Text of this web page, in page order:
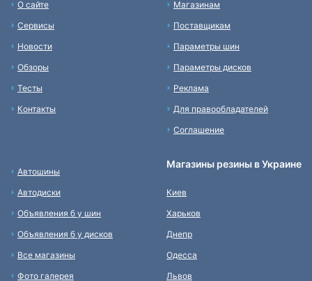
О сайте
Сервисы
Новости
Обзоры
Тесты
Контакты
Магазинам
Поставщикам
Параметры шин
Параметры дисков
Реклама
Для правообладателей
Соглашение
Автошины
Автодиски
Объявления б у шин
Объявления б у дисков
Все магазины
Фото галерея
Магазины резины в Украине
Киев
Харьков
Днепр
Одесса
Львов